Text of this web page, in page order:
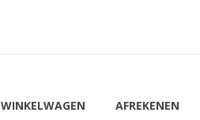
WINKELWAGEN AFREKENEN